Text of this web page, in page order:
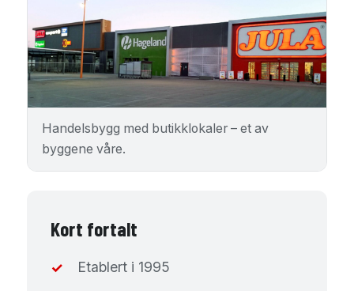
Handelsbygg med butikklokaler – et av
byggene våre.
Kort fortalt
✓ Etablert i 1995